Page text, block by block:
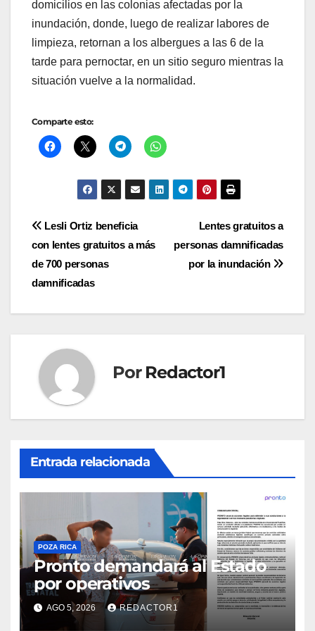
domicilios en las colonias afectadas por la
inundación, donde, luego de realizar labores de
limpieza, retornan a los albergues a las 6 de la
tarde para pernoctar, en un sitio seguro mientras la
situación vuelve a la normalidad.
Comparte esto:
Navegación
de
entradas
Lentes gratuitos a
personas damnificadas
por la inundación
Lesli Ortiz beneficia
con lentes gratuitos a más
de 700 personas
damnificadas
Por Redactor1
Entrada relacionada
POZA RICA
Pronto demandará al Estado
por operativos
AGO 5, 2026 REDACTOR1